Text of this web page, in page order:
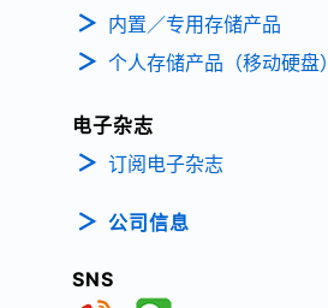
内置／专用存储产品
个人存储产品（移动硬盘）
电子杂志
订阅电子杂志
公司信息
SNS